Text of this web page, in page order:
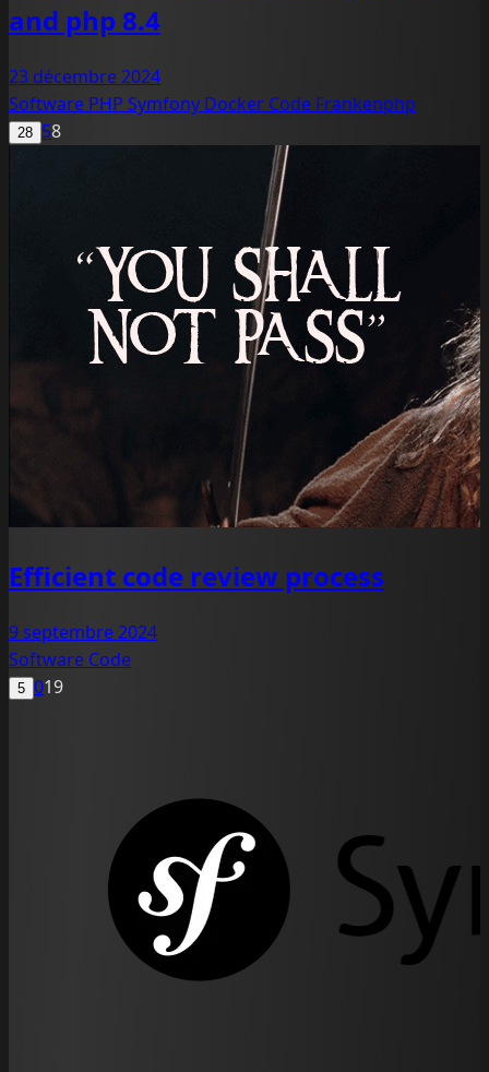
and php 8.4
23 décembre 2024
Software PHP Symfony Docker Code Frankenphp
28 58
Efficient code review process
9 septembre 2024
Software Code
5 019